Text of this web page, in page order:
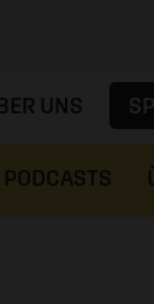
UNS
PODCASTS